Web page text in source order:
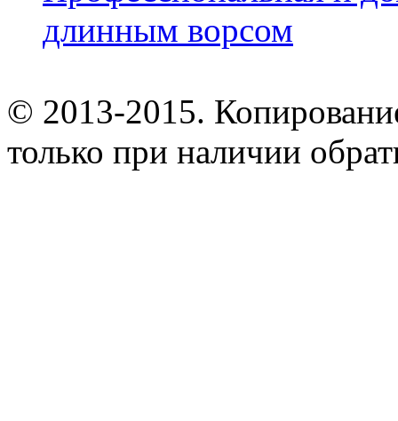
длинным ворсом
© 2013-2015.
только при наличии